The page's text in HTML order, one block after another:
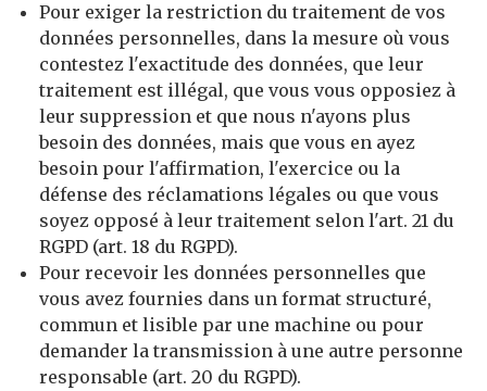
Pour exiger la restriction du traitement de vos
données personnelles, dans la mesure où vous
contestez l'exactitude des données, que leur
traitement est illégal, que vous vous opposiez à
leur suppression et que nous n'ayons plus
besoin des données, mais que vous en ayez
besoin pour l'affirmation, l'exercice ou la
défense des réclamations légales ou que vous
soyez opposé à leur traitement selon l'art. 21 du
RGPD (art. 18 du RGPD).
Pour recevoir les données personnelles que
vous avez fournies dans un format structuré,
commun et lisible par une machine ou pour
demander la transmission à une autre personne
responsable (art. 20 du RGPD).